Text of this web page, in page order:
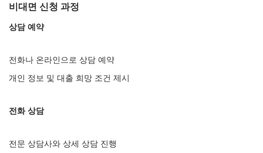
비대면 신청 과정
상담 예약
전화나 온라인으로 상담 예약
개인 정보 및 대출 희망 조건 제시
전화 상담
전문 상담사와 상세 상담 진행